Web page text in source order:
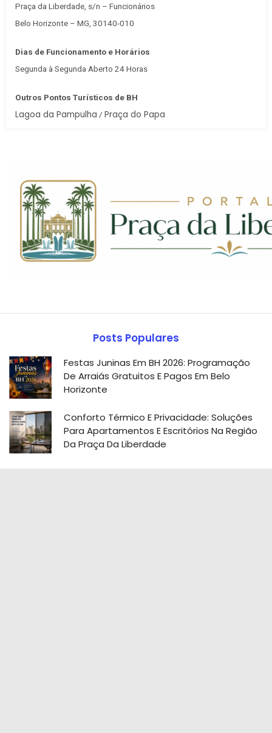
Praça da Liberdade, s/n – Funcionários
Belo Horizonte – MG, 30140-010
Dias de Funcionamento e Horários
Segunda à Segunda Aberto 24 Horas
Outros Pontos Turísticos de BH
Lagoa da Pampulha / Praça do Papa
Posts Populares
Festas Juninas Em BH 2026: Programação
De Arraiás Gratuitos E Pagos Em Belo
Horizonte
Conforto Térmico E Privacidade: Soluções
Para Apartamentos E Escritórios Na Região
Da Praça Da Liberdade